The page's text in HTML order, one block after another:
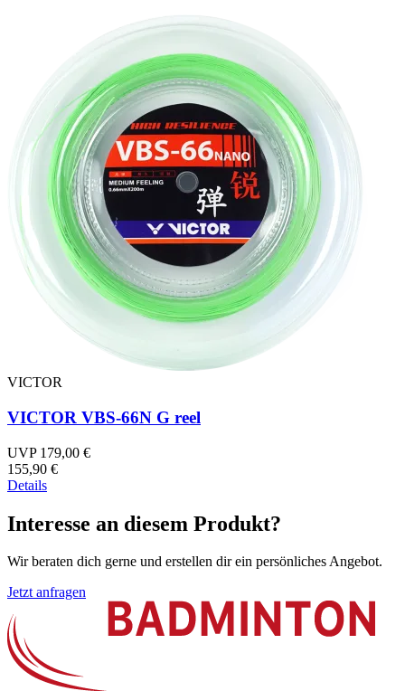
VICTOR
VICTOR VBS-66N G reel
UVP 179,00 €
155,90 €
Details
Interesse an diesem Produkt?
Wir beraten dich gerne und erstellen dir ein persönliches Angebot.
Jetzt anfragen